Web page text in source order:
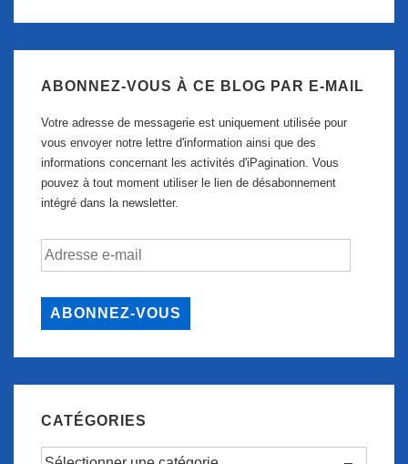
ABONNEZ-VOUS À CE BLOG PAR E-MAIL
Votre adresse de messagerie est uniquement utilisée pour
vous envoyer notre lettre d'information ainsi que des
informations concernant les activités d'iPagination. Vous
pouvez à tout moment utiliser le lien de désabonnement
intégré dans la newsletter.
Adresse
ABONNEZ-VOUS
CATÉGORIES
Catégories